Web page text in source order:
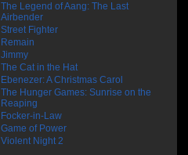
The Legend of Aang: The Last
Airbender
Street Fighter
Remain
Jimmy
The Cat in the Hat
Ebenezer: A Christmas Carol
The Hunger Games: Sunrise on the
Reaping
Focker-in-Law
Game of Power
Violent Night 2